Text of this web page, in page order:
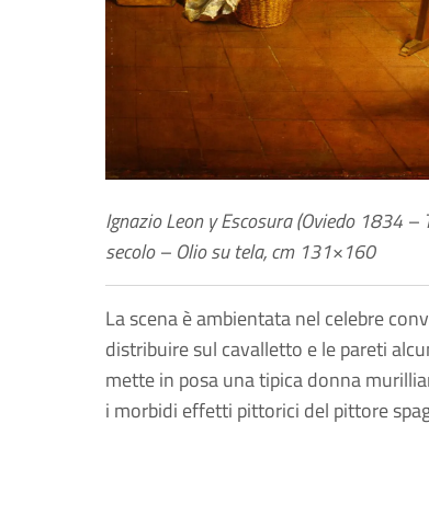
Ignazio Leon y Escosura (Oviedo 1834
secolo – Olio su tela, cm 131×160
La scena è ambientata nel celebre
distribuire sul cavalletto e le pareti
mette in posa una tipica donna
i morbidi effetti pittorici del pittore